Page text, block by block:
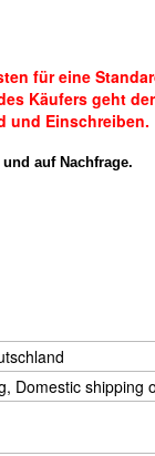
für eine
Käufers geht
und Einschreiben.
auf Nachfrage.
Domestic shipping